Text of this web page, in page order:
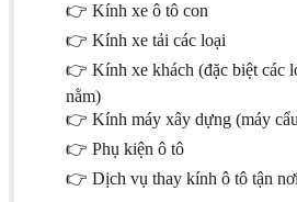
👉 Kính xe ô tô con
👉 Kính xe tải các loại
👉 Kính xe khách (đặc biệt các
nằm)
👉 Kính máy xây dựng (máy
👉 Phụ kiện ô tô
👉 Dịch vụ thay kính ô tô tận